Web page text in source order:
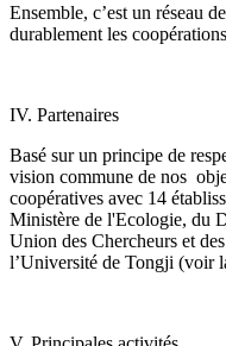
Ensemble, c’est un réseau
durablement les
IV. Partenaires
Basé sur un principe de
vision commune de nos
coopératives avec 14
Ministère de l'Ecologie, du
Union des Chercheurs et
l’Université de Tongji (voir